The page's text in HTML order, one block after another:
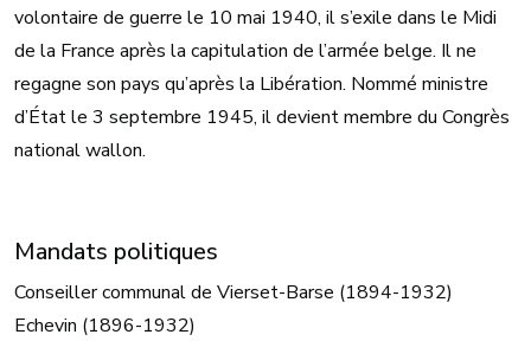
volontaire de guerre le 10 mai 1940, il s’exile dans le Midi
de la France après la capitulation de l’armée belge. Il ne
regagne son pays qu’après la Libération. Nommé ministre
d’État le 3 septembre 1945, il devient membre du Congrès
national wallon.
Mandats politiques
Conseiller communal de Vierset-Barse (1894-1932)
Echevin (1896-1932)